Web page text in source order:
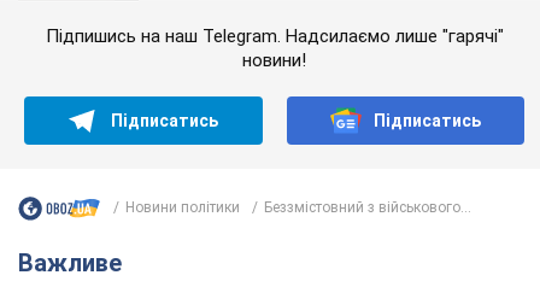
Підпишись на наш Telegram. Надсилаємо лише "гарячі"
новини!
Підписатись Підписатись
Новини політики Беззмістовний з військового...
Важливе